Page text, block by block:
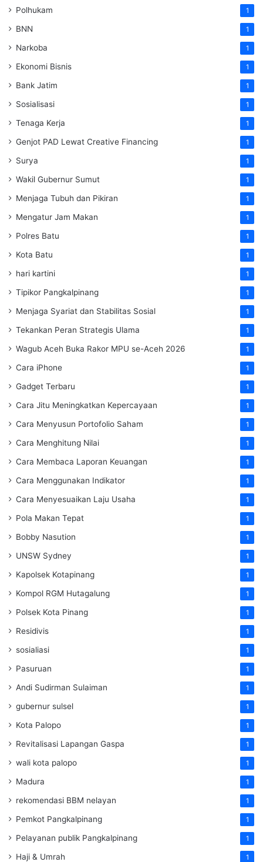
Polhukam 1
BNN 1
Narkoba 1
Ekonomi Bisnis 1
Bank Jatim 1
Sosialisasi 1
Tenaga Kerja 1
Genjot PAD Lewat Creative Financing 1
Surya 1
Wakil Gubernur Sumut 1
Menjaga Tubuh dan Pikiran 1
Mengatur Jam Makan 1
Polres Batu 1
Kota Batu 1
hari kartini 1
Tipikor Pangkalpinang 1
Menjaga Syariat dan Stabilitas Sosial 1
Tekankan Peran Strategis Ulama 1
Wagub Aceh Buka Rakor MPU se-Aceh 2026 1
Cara iPhone 1
Gadget Terbaru 1
Cara Jitu Meningkatkan Kepercayaan 1
Cara Menyusun Portofolio Saham 1
Cara Menghitung Nilai 1
Cara Membaca Laporan Keuangan 1
Cara Menggunakan Indikator 1
Cara Menyesuaikan Laju Usaha 1
Pola Makan Tepat 1
Bobby Nasution 1
UNSW Sydney 1
Kapolsek Kotapinang 1
Kompol RGM Hutagalung 1
Polsek Kota Pinang 1
Residivis 1
sosialiasi 1
Pasuruan 1
Andi Sudirman Sulaiman 1
gubernur sulsel 1
Kota Palopo 1
Revitalisasi Lapangan Gaspa 1
wali kota palopo 1
Madura 1
rekomendasi BBM nelayan 1
Pemkot Pangkalpinang 1
Pelayanan publik Pangkalpinang 1
Haji & Umrah 1